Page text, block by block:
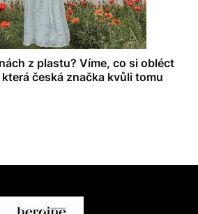
z plastu? Víme, co si obléct
česká značka kvůli tomu